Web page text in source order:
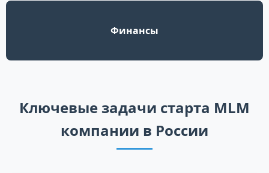
Финансы
Ключевые задачи старта MLM
компании в России